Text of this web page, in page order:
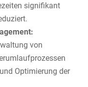
signifikant
von
Optimierung der